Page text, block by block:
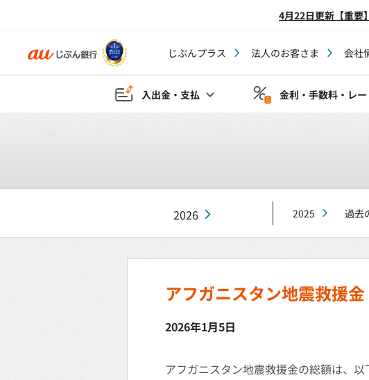
4月22日更新【重要
じぶんプラス 法人のお客さま 会社
入出金・支払 金利・手数料・レー
2026 2025 過去
アフガニスタン地震救援
2026年1月5日
アフガニスタン地震救援金の総額は、以